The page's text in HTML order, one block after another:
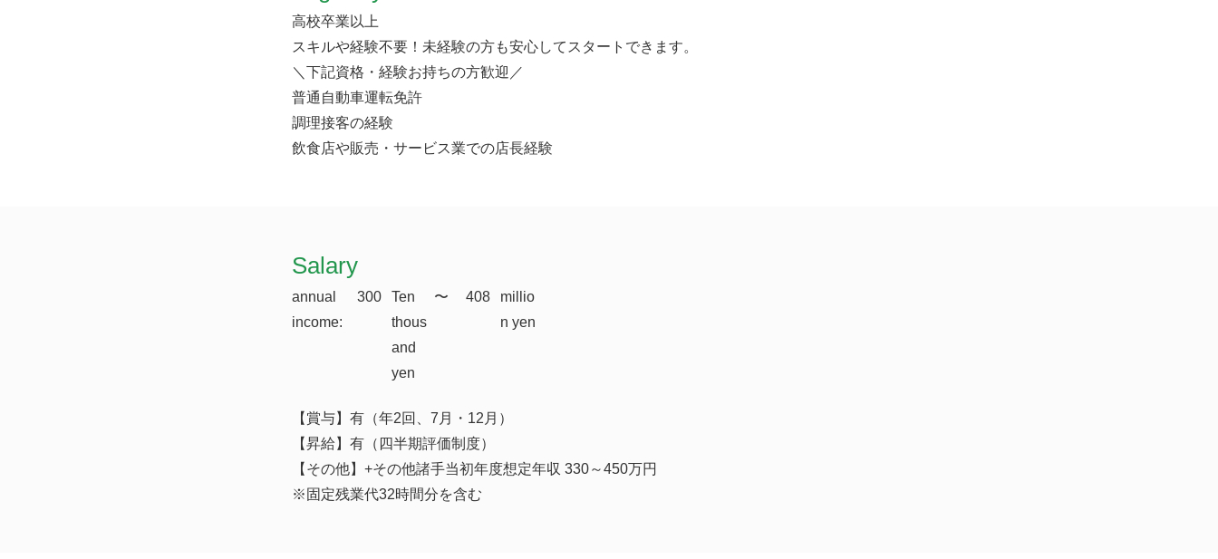
高校卒業以上
スキルや経験不要！未経験の方も安心してスタートできます。
＼下記資格・経験お持ちの方歓迎／
普通自動車運転免許
調理接客の経験
飲食店や販売・サービス業での店長経験
​Salary
annual
income:
300
Ten
thous
and
yen
​〜 408
millio
n yen
【賞与】有（年2回、7月・12月）
【昇給】有（四半期評価制度）
【その他】+その他諸手当初年度想定年収 330～450万円
※固定残業代32時間分を含む